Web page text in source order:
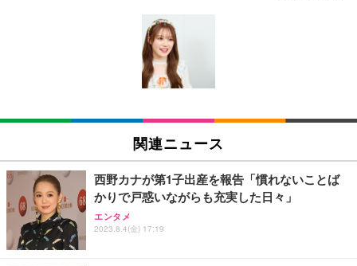
[EdoErgo] オフィスチェア 椅子 テレワーク 疲れな
い 跳ね上げ式アームレスト コンパクト 約105度ロッ
キング pc 事務椅子 360度回転 座面昇降 強化ナイロ
ン樹脂ベース 通気性メッシュ 在宅ワーク H-WY01
(黒網+黒枠+黒足)
SIHOO B100 オフィスチェア／デスクチェア メッシ
ュチェア 人間工学 疲れない ブラック
￥27,999
Sezlife オフィスチェア デスクチェア 疲れない テレ
ワーク チェア 強化バックレスト 30度ロッキング機
能 人間工学 椅子 腰サポート 90度跳ね上げ式アーム
EIZO ビジネス向けプレミアムモニター | FlexScan
EV3240X-WT | 31.5型4K UHD・USB Type-C・ホワ
￥105,595
EIZO ビジネス向けプレミアムモニター | FlexScan
￥109,572
【純正品】27"ゲーミングモニター DualSense 充電
フック付き（CFI-ZDM1J）
Amazonベーシック ペットシーツ 薄型 レギュラー 1
回使い捨て 無香料 ホワイト 300枚
Amazonベーシック ペットシーツ 厚型 ワイド 42枚
x2袋(84枚) ホワイト(吸収面:ライトブルー)
￥3,234
ネオ・ルーライフ ネオ・オムツ L 中型犬用 26枚入
り 単品
関連ニュース
西野カナが第1子出産を報告「慣れないことば
かりで戸惑いながらも充実した日々」
エンタメ
2023.8.4(金) 17:19